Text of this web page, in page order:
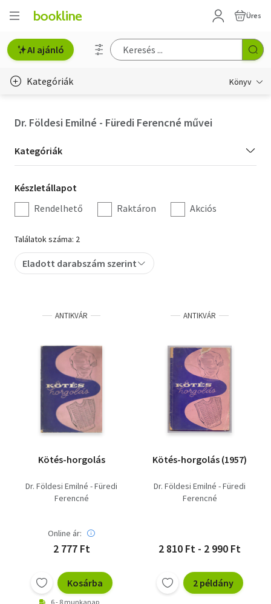
Üres
AI ajánló
Kategóriák Könyv
Hobbi, szabadidő
Irodalom
Művészet
Szakkönyv
Tankönyv, segédkönyv
Társadalomtudomány
Természettudomány
Történelem
Dr. Földesi Emilné - Füredi Ferencné művei
Kategória
szűrés
Kategóriák
Készletállapot
szűrés
Készletállapot
Rendelhető
Raktáron Akciós
Találatok száma: 2
Eladott darabszám szerint
ANTIKVÁR
Kötés-horgolás
Dr. Földesi Emilné - Füredi
Ferencné
Online ár:
2 777 Ft
Kosárba
6 - 8 munkanap
ANTIKVÁR
Kötés-horgolás (1957)
Dr. Földesi Emilné - Füredi
Ferencné
2 810 Ft - 2 990 Ft
2 példány